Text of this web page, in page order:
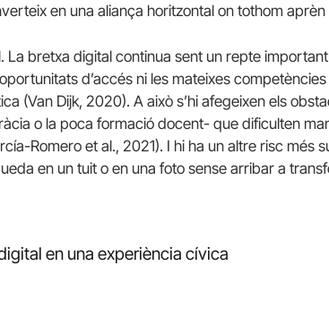
en una aliança horitzontal on tothom
La bretxa digital continua sent un repte
d’accés ni les mateixes
(Van Dijk, 2020). A això s’hi afegeixen els
o la poca formació docent- que dificulten
Romero et al., 2021). I hi ha un altre risc més
en un tuit o en una foto sense arribar a
en una experiència cívica